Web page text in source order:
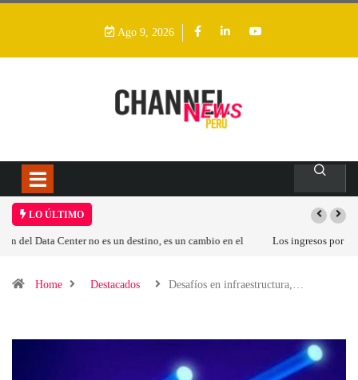
Ago 9, 2026
LO ÚLTIMO
Los ingresos por semiconductores aumentarán más de un 94 % en 2026
Home Destacados Desafíos en infraestructura,…